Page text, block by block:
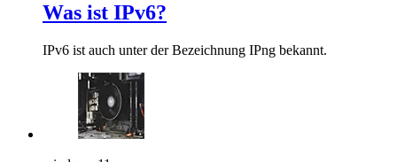
Was ist IPv6?
IPv6 ist auch unter der Bezeichnung IPng bekannt.